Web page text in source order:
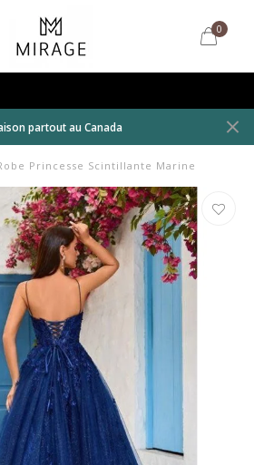
0
partout au Canada
Princesse Scintillante Marine